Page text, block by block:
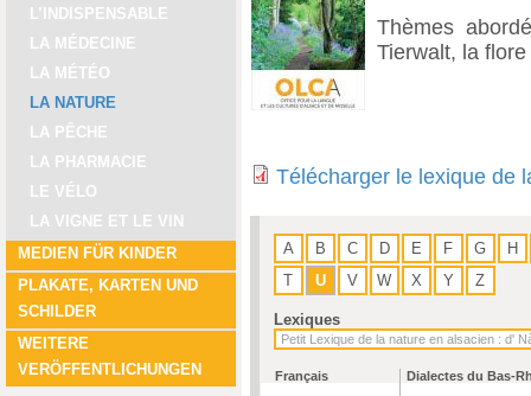
L’INDISPENSABLE
LA MÉDECINE
LA MÉTÉO
LA NATURE
LA PÊCHE
LA PHARMACIE
LE VÉLO
LA VIGNE ET LE VIN
MEDIEN FÜR KINDER
PLAKATE, KARTEN UND
SCHILDER
WEITERE
VERÖFFENTLICHUNGEN
Thèmes
Tierwalt, la
Télécharger le lexique de
A B C D E F G
H
T
U V W X Y Z
Lexiques
Français Dialectes du Bas-